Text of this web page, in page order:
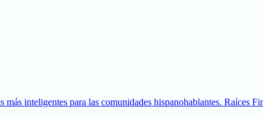
inteligentes para las comunidades hispanohablantes. Raíces